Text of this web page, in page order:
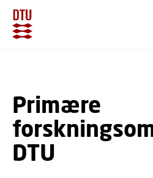
Primære
DTU